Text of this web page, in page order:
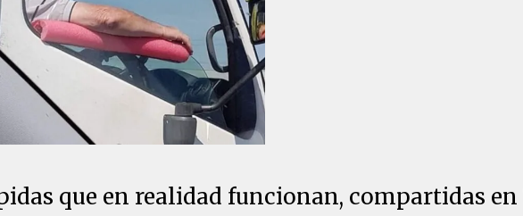
que en realidad funcionan, compartidas en